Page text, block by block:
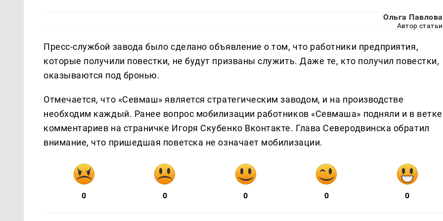
Ольга Павлова
Автор статьи
Пресс-службой завода было сделано объявление о том, что работники предприятия,
которые получили повестки, не будут призваны служить. Даже те, кто получил повестки,
оказываются под бронью.
Отмечается, что «Севмаш» является стратегическим заводом, и на производстве
необходим каждый. Ранее вопрос мобилизации работников «Севмаша» подняли и в ветке
комментариев на страничке Игоря Скубенко Вконтакте. Глава Северодвинска обратил
внимание, что пришедшая поветска не означает мобилизации.
0 0 0 0 0